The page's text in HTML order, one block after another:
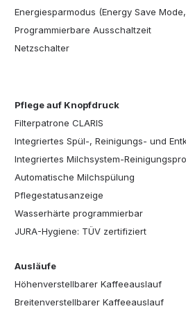
Energiesparmodus (Energy Save Mode,
Programmierbare Ausschaltzeit
Netzschalter
Pflege auf Knopfdruck
Filterpatrone CLARIS
Integriertes Spül-, Reinigungs- und
Integriertes Milchsystem-
Automatische Milchspülung
Pflegestatusanzeige
Wasserhärte programmierbar
JURA-Hygiene: TÜV zertifiziert
Ausläufe
Höhenverstellbarer Kaffeeauslauf
Breitenverstellbarer Kaffeeauslauf